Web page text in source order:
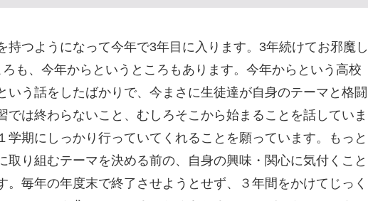
持つようになって今年で3年目に入ります。3年続けてお邪魔し
も、今年からというところもあります。今年からという高校
いう話をしたばかりで、今まさに生徒達が自身のテーマと格闘
では終わらないこと、むしろそこから始まることを話していま
学期にしっかり行っていてくれることを願っています。もっと
取り組むテーマを決める前の、自身の興味・関心に気付くこと
。毎年の年度末で終了させようとせず、３年間をかけてじっく